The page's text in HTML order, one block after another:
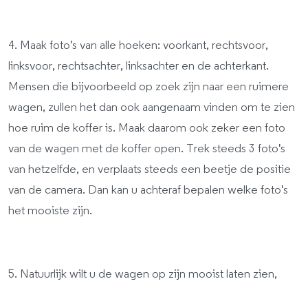
4. Maak foto's van alle hoeken: voorkant, rechtsvoor,
linksvoor, rechtsachter, linksachter en de achterkant.
Mensen die bijvoorbeeld op zoek zijn naar een ruimere
wagen, zullen het dan ook aangenaam vinden om te zien
hoe ruim de koffer is. Maak daarom ook zeker een foto
van de wagen met de koffer open. Trek steeds 3 foto's
van hetzelfde, en verplaats steeds een beetje de positie
van de camera. Dan kan u achteraf bepalen welke foto's
het mooiste zijn.
5. Natuurlijk wilt u de wagen op zijn mooist laten zien,